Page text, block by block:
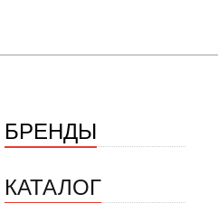
БРЕНДЫ
КАТАЛОГ